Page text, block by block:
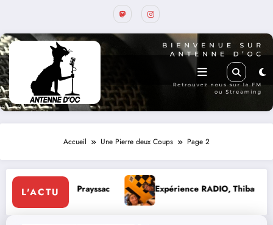
Accueil Une Pierre deux Coups Page 2
L'ACTU Expérience RADIO, Thibault et Lou-Anne